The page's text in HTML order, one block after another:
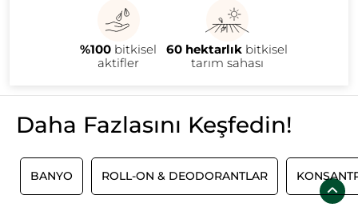
eşdeğerdir. Vegan formülüyle doğaya saygılı, banyona sade ve
sürdürülebilir bir dokunuş kat!
%100 bitkisel
aktifler
60 hektarlık bitkisel
tarım sahası
Daha Fazlasını Keşfedin!
BANYO ROLL-ON & DEODORANTLAR